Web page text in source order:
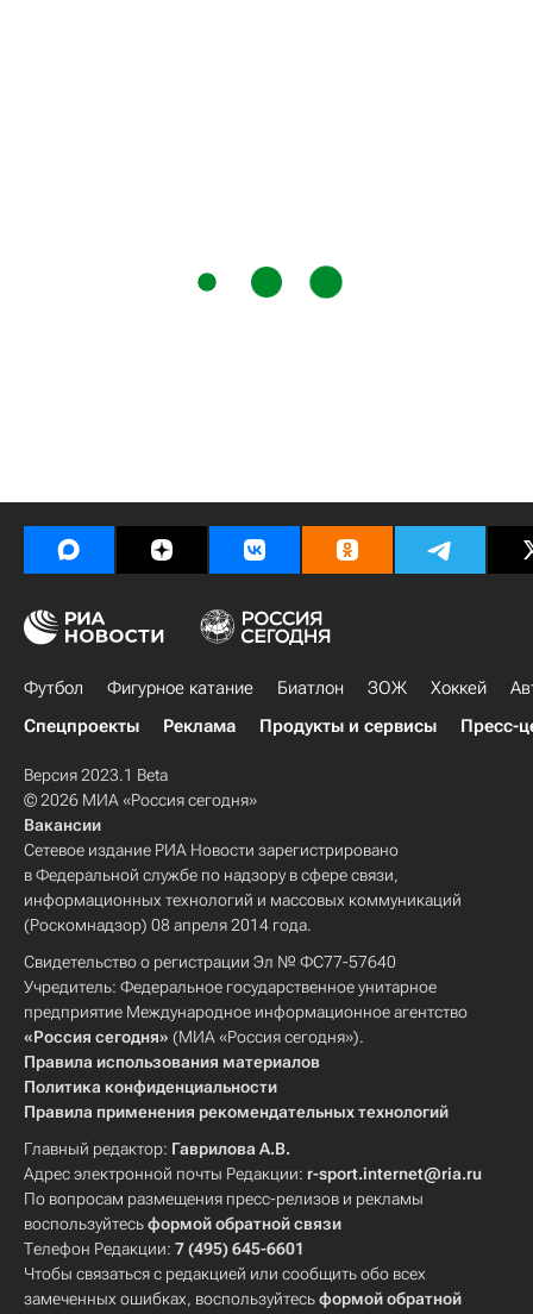
Футбол Фигурное катание Биатлон ЗОЖ Хоккей
Спецпроекты
Реклама Продукты и сервисы Пресс-
Версия 2023.1 Beta
© 2026 МИА «Россия сегодня»
Вакансии
Сетевое издание РИА Новости зарегистрировано
в Федеральной службе по надзору в сфере связи,
информационных технологий и массовых коммуникаций
(Роскомнадзор) 08 апреля 2014 года.
Свидетельство о регистрации Эл № ФС77-57640
Учредитель: Федеральное государственное унитарное
предприятие Международное информационное агентство
«Россия сегодня» (МИА «Россия сегодня»).
Правила использования материалов
Политика конфиденциальности
Правила применения рекомендательных технологий
Главный редактор: Гаврилова А.В.
Адрес электронной почты Редакции: r-sport.internet@ria.ru
По вопросам размещения пресс-релизов и рекламы
воспользуйтесьформой обратной связи
Телефон Редакции: 7 (495) 645-6601
Чтобы связаться с редакцией или сообщить обо всех
замеченных ошибках, воспользуйтесьформой обратной